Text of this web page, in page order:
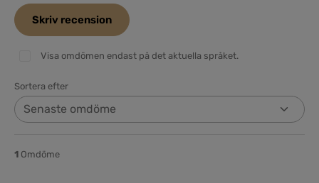
Skriv recension
Visa omdömen endast på det aktuella språket.
Sortera efter
1 Omdöme